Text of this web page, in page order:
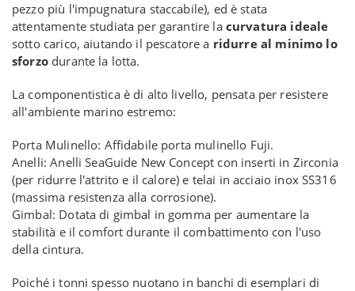
pezzo più l'impugnatura staccabile), ed è stata
attentamente studiata per garantire la curvatura ideale
sotto carico, aiutando il pescatore a ridurre al minimo lo
sforzodurante la lotta.
La componentistica è di alto livello, pensata per resistere
all'ambiente marino estremo:
Porta Mulinello: Affidabile porta mulinello Fuji.
Anelli: Anelli SeaGuide New Concept con inserti in Zirconia
(per ridurre l'attrito e il calore) e telai in acciaio inox SS316
(massima resistenza alla corrosione).
Gimbal: Dotata di gimbal in gomma per aumentare la
stabilità e il comfort durante il combattimento con l'uso
della cintura.
Poiché i tonni spesso nuotano in banchi di esemplari di